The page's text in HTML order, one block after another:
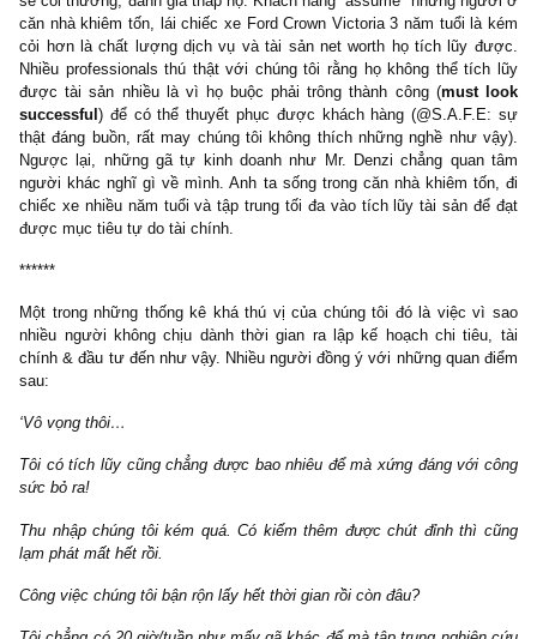
thậm chí vượt mặt luôn mấy đứa nhóc học giỏi nhất trường
của bạn trên con đường tích lũy tài sản. Hãy nhớ rằng tài sản
(S.A.F.E: cười). Nó không quan tâm rằng bạn là Thạc sĩ hay
Ngay cả hai vị tác giả quyển sách này cũng có cái cớ rằng
không giàu bằng những người được phỏng vấn trong quyển
bởi vì đơn giản cả hai chúng tôi mất đến 20 năm rèn giũa đèn
trong trường Đại học để có được tấm bằng Tiến sĩ!
Việc mất thời gian tại trường gây ảnh hưởng đến quá trình tích
sản là sự thật. Và khi một người ráng níu lại trường học càng
nhiêu, thì tài sản của anh ta càng tăng trưởng chậm bấy
thời gian bắt đầu sớm là một trong những yếu tố then chốt tạo
hội tăng trưởng kép tài sản khổng lồ trong dài hạn.
Mr. Denzi, một chủ doanh nghiệp với chỉ hai năm training
vực data processing chẳng hạn: anh ta bắt đầu kinh doanh &
anh ta đã hưởng lợi cực kỳ, cực kỳ lớn khi mà tài khoản
chứng khoán hưu trí của anh ta đã tăng phi mã (*)